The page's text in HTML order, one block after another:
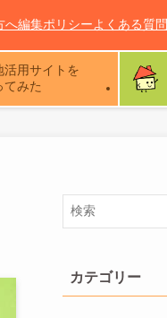
活用サイトを
てみた
へ編集ポリシーよくある質問
カテゴリー